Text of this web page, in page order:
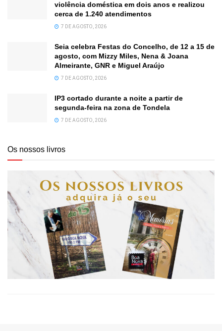
violência doméstica em dois anos e realizou
cerca de 1.240 atendimentos
7 DE AGOSTO, 2026
Seia celebra Festas do Concelho, de 12 a 15 de
agosto, com Mizzy Miles, Nena & Joana
Almeirante, GNR e Miguel Araújo
7 DE AGOSTO, 2026
IP3 cortado durante a noite a partir de
segunda-feira na zona de Tondela
7 DE AGOSTO, 2026
Os nossos livros